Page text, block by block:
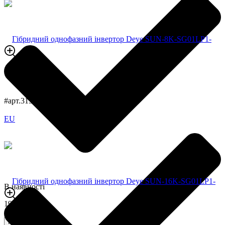
В наявності
196200,0 грн
Купити
#арт.315